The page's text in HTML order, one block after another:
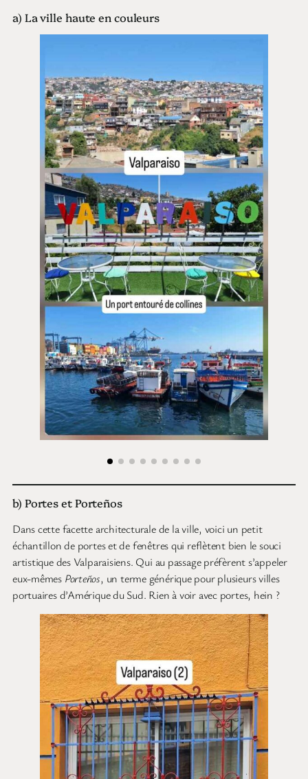
a) La ville haute en couleurs
b) Portes et Porteños
Dans cette facette architecturale de la ville, voici un petit
échantillon de portes et de fenêtres qui reflètent bien le souci
artistique des Valparaisiens. Qui au passage préfèrent s’appeler
eux-mêmes Porteños, un terme générique pour plusieurs villes
portuaires d’Amérique du Sud. Rien à voir avec portes, hein ?